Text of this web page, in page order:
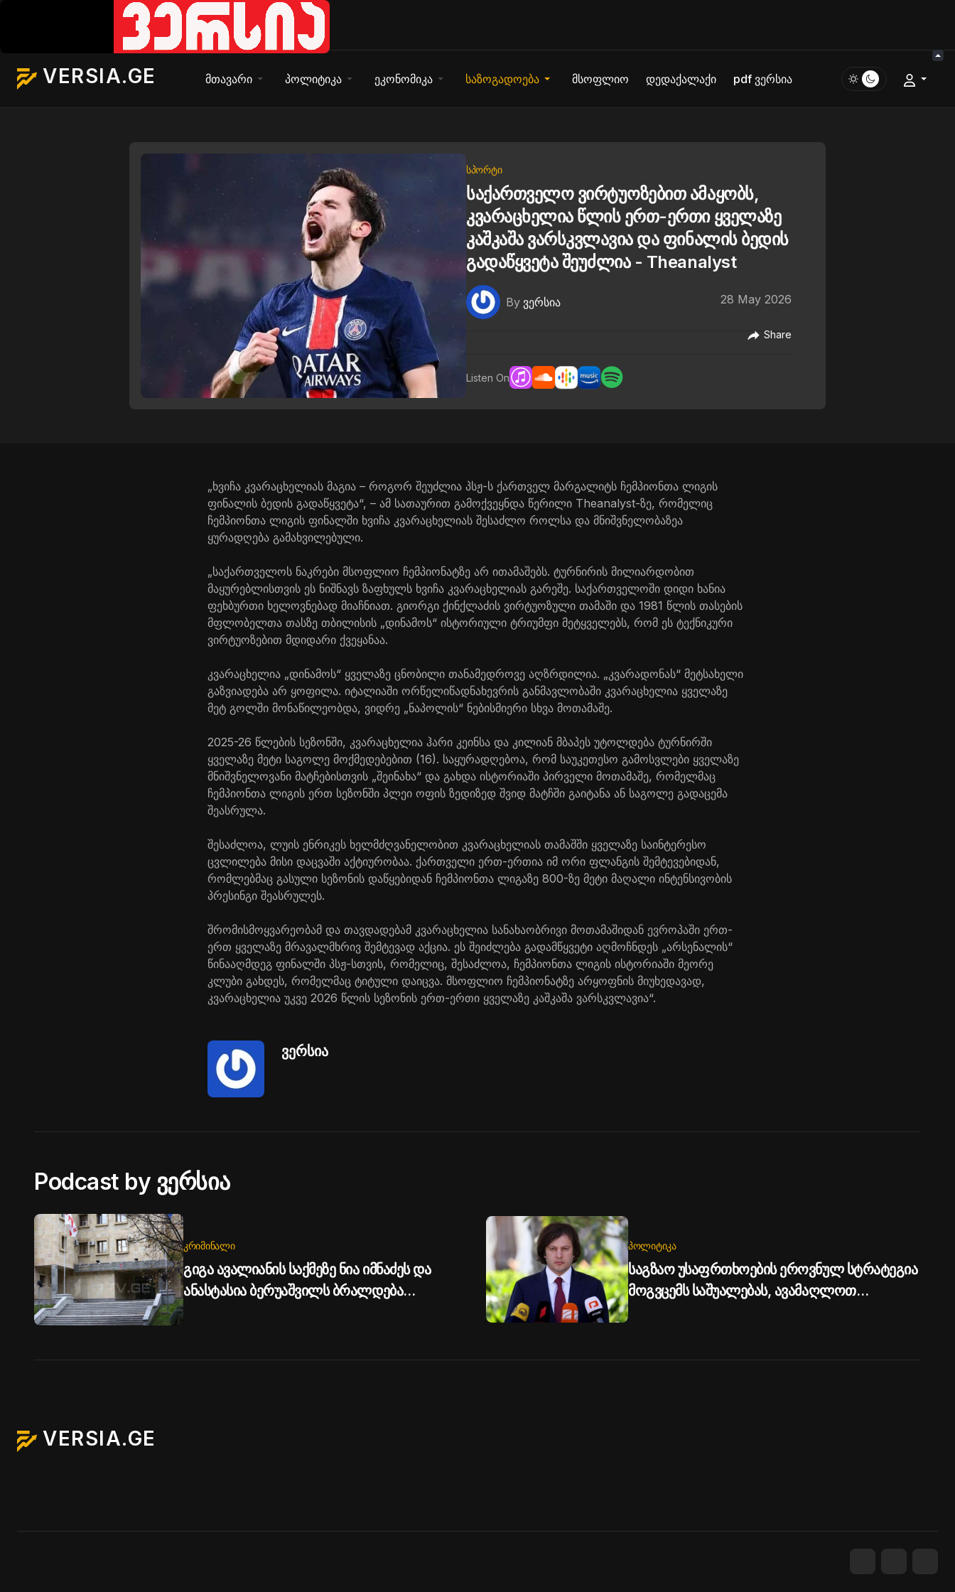
VERSIA.GE მთავარი პოლიტიკა ეკონომიკა საზოგადოება მსოფლიო დედაქალაქი pdf ვერსია
ᲡᲞᲝᲠᲢᲘ
საქართველო ვირტუოზებით ამაყობს,
კვარაცხელია წლის ერთ-ერთი ყველაზე
კაშკაშა ვარსკვლავია და ფინალის ბედის
გადაწყვეტა შეუძლია - Theanalyst
By ვერსია 28 May 2026
Share
Listen On
„ხვიჩა კვარაცხელიას მაგია – როგორ შეუძლია პსჟ-ს ქართველ მარგალიტს ჩემპიონთა ლიგის
ფინალის ბედის გადაწყვეტა“, – ამ სათაურით გამოქვეყნდა წერილი Theanalyst-ზე, რომელიც
ჩემპიონთა ლიგის ფინალში ხვიჩა კვარაცხელიას შესაძლო როლსა და მნიშვნელობაზეა
ყურადღება გამახვილებული.
„საქართველოს ნაკრები მსოფლიო ჩემპიონატზე არ ითამაშებს. ტურნირის მილიარდობით
მაყურებლისთვის ეს ნიშნავს ზაფხულს ხვიჩა კვარაცხელიას გარეშე. საქართველოში დიდი ხანია
ფეხბურთი ხელოვნებად მიაჩნიათ. გიორგი ქინქლაძის ვირტუოზული თამაში და 1981 წლის თასების
მფლობელთა თასზე თბილისის „დინამოს“ ისტორიული ტრიუმფი მეტყველებს, რომ ეს ტექნიკური
ვირტუოზებით მდიდარი ქვეყანაა.
კვარაცხელია „დინამოს“ ყველაზე ცნობილი თანამედროვე აღზრდილია. „კვარადონას“ მეტსახელი
გაზვიადება არ ყოფილა. იტალიაში ორწელიწადნახევრის განმავლობაში კვარაცხელია ყველაზე
მეტ გოლში მონაწილეობდა, ვიდრე „ნაპოლის“ ნებისმიერი სხვა მოთამაშე.
2025-26 წლების სეზონში, კვარაცხელია ჰარი კეინსა და კილიან მბაპეს უტოლდება ტურნირში
ყველაზე მეტი საგოლე მოქმედებებით (16). საყურადღებოა, რომ საუკეთესო გამოსვლები ყველაზე
მნიშვნელოვანი მატჩებისთვის „შეინახა“ და გახდა ისტორიაში პირველი მოთამაშე, რომელმაც
ჩემპიონთა ლიგის ერთ სეზონში პლეი ოფის ზედიზედ შვიდ მატჩში გაიტანა ან საგოლე გადაცემა
შეასრულა.
შესაძლოა, ლუის ენრიკეს ხელმძღვანელობით კვარაცხელიას თამაშში ყველაზე საინტერესო
ცვლილება მისი დაცვაში აქტიურობაა. ქართველი ერთ-ერთია იმ ორი ფლანგის შემტევებიდან,
რომლებმაც გასული სეზონის დაწყებიდან ჩემპიონთა ლიგაზე 800-ზე მეტი მაღალი ინტენსივობის
პრესინგი შეასრულეს.
შრომისმოყვარეობამ და თავდადებამ კვარაცხელია სანახაობრივი მოთამაშიდან ევროპაში ერთ-
ერთ ყველაზე მრავალმხრივ შემტევად აქცია. ეს შეიძლება გადამწყვეტი აღმოჩნდეს „არსენალის“
წინააღმდეგ ფინალში პსჟ-სთვის, რომელიც, შესაძლოა, ჩემპიონთა ლიგის ისტორიაში მეორე
კლუბი გახდეს, რომელმაც ტიტული დაიცვა. მსოფლიო ჩემპიონატზე არყოფნის მიუხედავად,
კვარაცხელია უკვე 2026 წლის სეზონის ერთ-ერთი ყველაზე კაშკაშა ვარსკვლავია“.
ვერსია
Podcast by ვერსია
ᲙᲠᲘᲛᲘᲜᲐᲚᲘ
გიგა ავალიანის საქმეზე ნია იმნაძეს და
ანასტასია ბერუაშვილს ბრალდება
ᲞᲝᲚᲘᲢᲘᲙᲐ
საგზაო უსაფრთხოების ეროვნულ სტრატეგია
მოგვცემს საშუალებას, ავამაღლოთ
უსაფრთხოების ხარისხი საქართველოს
VERSIA.GE